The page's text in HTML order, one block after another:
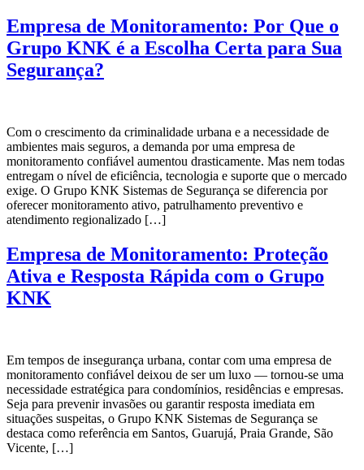
Empresa de Monitoramento: Por Que o
Grupo KNK é a Escolha Certa para Sua
Segurança?
Com o crescimento da criminalidade urbana e a necessidade de
ambientes mais seguros, a demanda por uma empresa de
monitoramento confiável aumentou drasticamente. Mas nem todas
entregam o nível de eficiência, tecnologia e suporte que o mercado
exige. O Grupo KNK Sistemas de Segurança se diferencia por
oferecer monitoramento ativo, patrulhamento preventivo e
atendimento regionalizado […]
Empresa de Monitoramento: Proteção
Ativa e Resposta Rápida com o Grupo
KNK
Em tempos de insegurança urbana, contar com uma empresa de
monitoramento confiável deixou de ser um luxo — tornou-se uma
necessidade estratégica para condomínios, residências e empresas.
Seja para prevenir invasões ou garantir resposta imediata em
situações suspeitas, o Grupo KNK Sistemas de Segurança se
destaca como referência em Santos, Guarujá, Praia Grande, São
Vicente, […]